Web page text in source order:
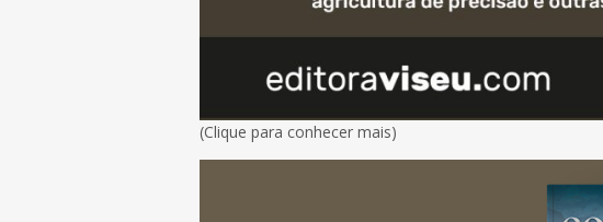
(Clique para conhecer mais)